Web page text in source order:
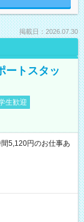
掲載日：2026.07.30
ートスタッ
生歓迎
5,120円のお仕事あ